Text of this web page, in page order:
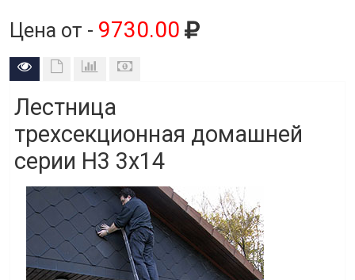
Цена от - 9730.00
Лестница
трехсекционная домашней
серии Н3 3x14